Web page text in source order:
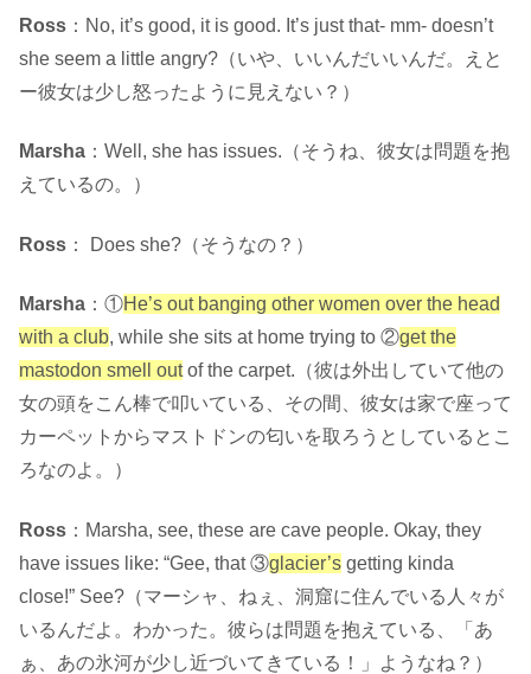
Ross ：No, it’s good, it is good. It’s just that- mm- doesn’t
she seem a little angry?（いや、いいんだいいんだ。えと
ー彼女は少し怒ったように見えない？）
Marsha ：Well, she has issues.（そうね、彼女は問題を抱
えているの。）
Ross ： Does she?（そうなの？）
Marsha ：①He’s out banging other women over the head
with a club, while she sits at home trying to ②get the
mastodon smell outof the carpet.（彼は外出していて他の
女の頭をこん棒で叩いている、その間、彼女は家で座って
カーペットからマストドンの匂いを取ろうとしているとこ
ろなのよ。）
Ross ：Marsha, see, these are cave people. Okay, they
have issues like: “Gee, that ③glacier’s getting kinda
close!” See?（マーシャ、ねぇ、洞窟に住んでいる人々が
いるんだよ。わかった。彼らは問題を抱えている、「あ
ぁ、あの氷河が少し近づいてきている！」ようなね？）